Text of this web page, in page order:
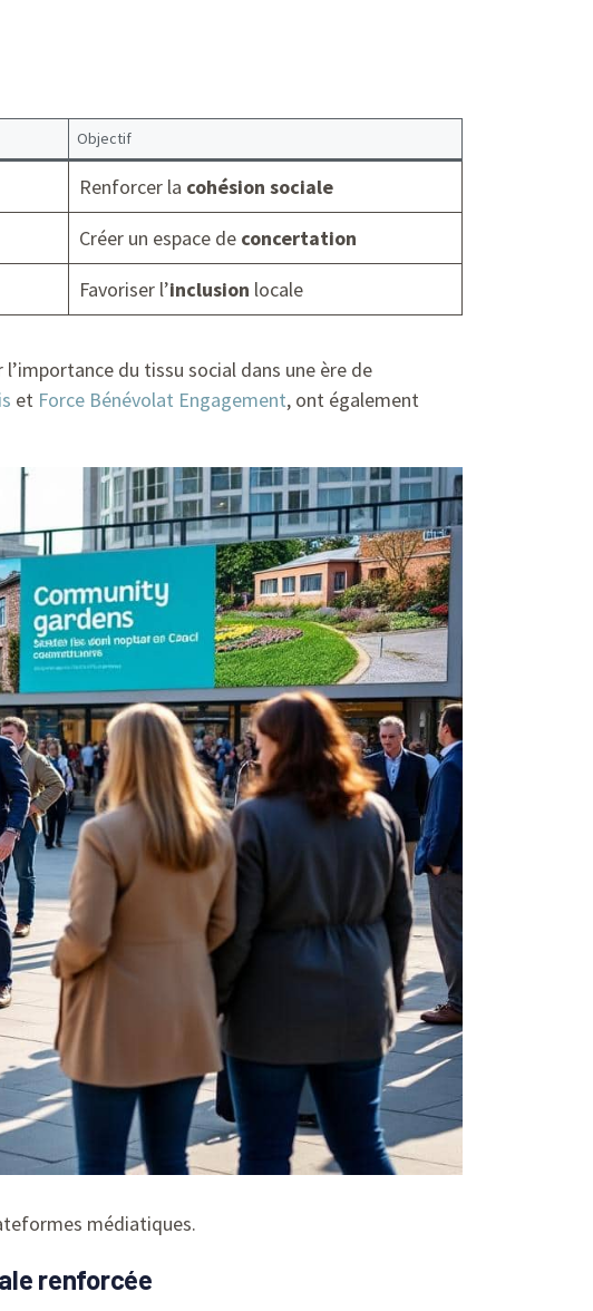
Objectif
Renforcer la cohésion sociale
Créer un espace de concertation
Favoriser l’inclusion locale
du tissu social dans une ère de
et Force Bénévolat Engagement, ont également
médiatiques.
renforcée